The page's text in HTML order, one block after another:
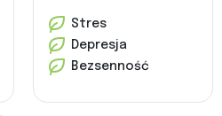
Stres
Depresja
Bezsenność